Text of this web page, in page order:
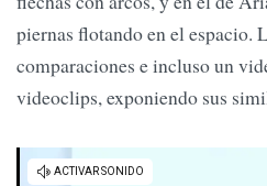
piernas flotando en el espacio.
comparaciones e incluso un
videoclips, exponiendo sus